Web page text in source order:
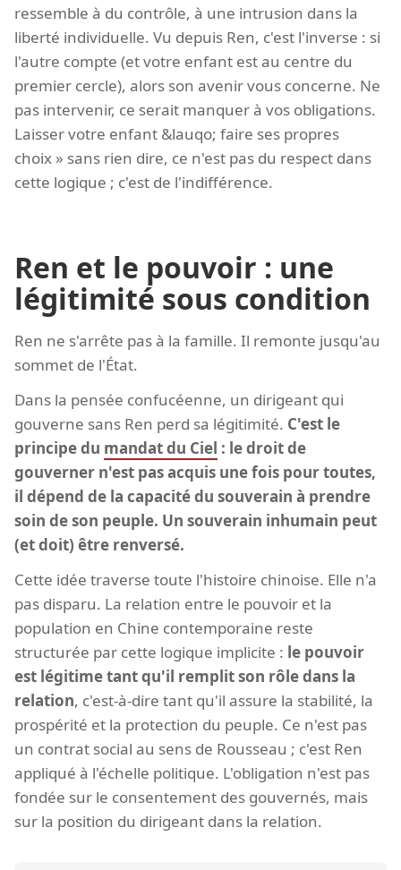
ressemble à du contrôle, à une intrusion dans la
liberté individuelle. Vu depuis Ren, c'est l'inverse : si
l'autre compte (et votre enfant est au centre du
premier cercle), alors son avenir vous concerne. Ne
pas intervenir, ce serait manquer à vos obligations.
Laisser votre enfant &lauqo; faire ses propres
choix » sans rien dire, ce n'est pas du respect dans
cette logique ; c'est de l'indifférence.
Ren et le pouvoir : une
légitimité sous condition
Ren ne s'arrête pas à la famille. Il remonte jusqu'au
sommet de l'État.
Dans la pensée confucéenne, un dirigeant qui
gouverne sans Ren perd sa légitimité. C'est le
principe du mandat du Ciel : le droit de
gouverner n'est pas acquis une fois pour toutes,
il dépend de la capacité du souverain à prendre
soin de son peuple. Un souverain inhumain peut
(et doit) être renversé.
Cette idée traverse toute l'histoire chinoise. Elle n'a
pas disparu. La relation entre le pouvoir et la
population en Chine contemporaine reste
structurée par cette logique implicite : le pouvoir
est légitime tant qu'il remplit son rôle dans la
relation, c'est-à-dire tant qu'il assure la stabilité, la
prospérité et la protection du peuple. Ce n'est pas
un contrat social au sens de Rousseau ; c'est Ren
appliqué à l'échelle politique. L'obligation n'est pas
fondée sur le consentement des gouvernés, mais
sur la position du dirigeant dans la relation.